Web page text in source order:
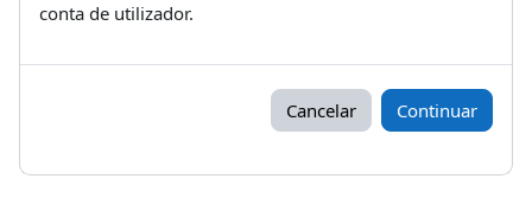
conta de utilizador.
Cancelar Continuar